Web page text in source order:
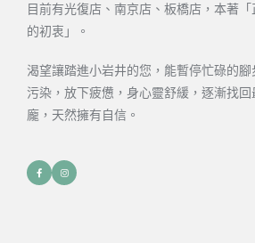
目前有光復店、南京店、板橋店，本著
的初衷」。
渴望讓踏進小岩井的您，能暫停忙碌的
污染，放下疲憊，身心靈舒緩，逐漸找
龐，天然擁有自信。